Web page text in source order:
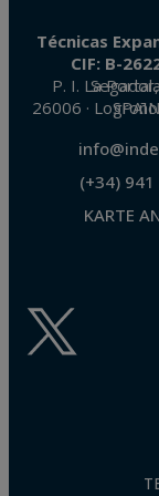
Técnicas
CIF: B-
P. I. La Portalada II, C/
26006 · Logroño (La Rioja) · SPAIN
(+34) 941
KARTE